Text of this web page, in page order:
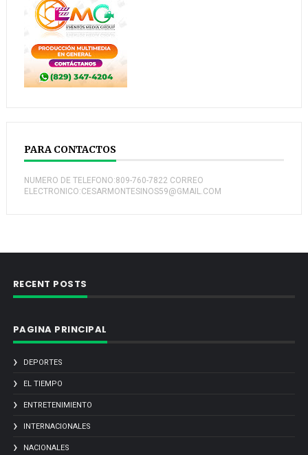
PARA CONTACTOS
NUMERO DE TELEFONO:809-760-7822 CORREO
ELECTRONICO:CESARMONTESINOS59@GMAIL.COM
RECENT POSTS
PAGINA PRINCIPAL
DEPORTES
EL TIEMPO
ENTRETENIMIENTO
INTERNACIONALES
NACIONALES